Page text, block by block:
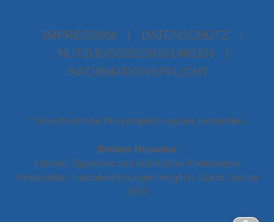
IMPRESSUM DATENSCHUTZ
NUTZUNGSBEDINGUNGEN
INFORMATIONSPFLICHT
* Unverbindliche Preisempfehlung des Herstellers
Weitere Hinweise
Irrtümer, Tippfehler und technische Änderungen
vorbehalten. Farbabweichungen möglich. Stand: Januar
2023